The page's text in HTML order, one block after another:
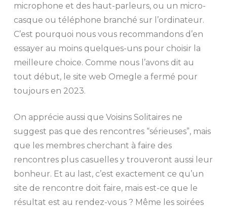
microphone et des haut-parleurs, ou un micro-
casque ou téléphone branché sur l’ordinateur.
C’est pourquoi nous vous recommandons d’en
essayer au moins quelques-uns pour choisir la
meilleure choice. Comme nous l’avons dit au
tout début, le site web Omegle a fermé pour
toujours en 2023.
On apprécie aussi que Voisins Solitaires ne
suggest pas que des rencontres “sérieuses”, mais
que les membres cherchant à faire des
rencontres plus casuelles y trouveront aussi leur
bonheur. Et au last, c’est exactement ce qu’un
site de rencontre doit faire, mais est-ce que le
résultat est au rendez-vous ? Même les soirées